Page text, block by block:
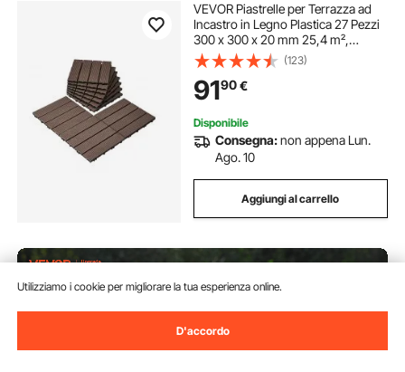
VEVOR Piastrelle per Terrazza ad
Incastro in Legno Plastica 27 Pezzi
300 x 300 x 20 mm 25,4 m²,
Impermeabili per Esterni Tutte
Stagioni, per Portico, Bordo
Piscina, Balcone, Cortile, Marrone
Scuro
(123)
9190€
Disponibile
Consegna:non appena Lun.
Ago. 10
Aggiungi al carrello
Utilizziamo i cookie per migliorare la tua esperienza online.
D'accordo